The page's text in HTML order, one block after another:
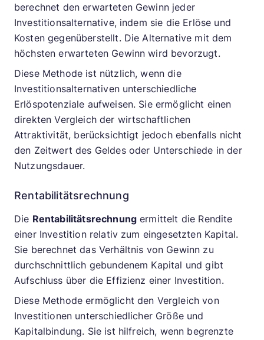
berechnet den erwarteten Gewinn jeder
Investitionsalternative, indem sie die Erlöse und
Kosten gegenüberstellt. Die Alternative mit dem
höchsten erwarteten Gewinn wird bevorzugt.
Diese Methode ist nützlich, wenn die
Investitionsalternativen unterschiedliche
Erlöspotenziale aufweisen. Sie ermöglicht einen
direkten Vergleich der wirtschaftlichen
Attraktivität, berücksichtigt jedoch ebenfalls nicht
den Zeitwert des Geldes oder Unterschiede in der
Nutzungsdauer.
Rentabilitätsrechnung
Die Rentabilitätsrechnung ermittelt die Rendite
einer Investition relativ zum eingesetzten Kapital.
Sie berechnet das Verhältnis von Gewinn zu
durchschnittlich gebundenem Kapital und gibt
Aufschluss über die Effizienz einer Investition.
Diese Methode ermöglicht den Vergleich von
Investitionen unterschiedlicher Größe und
Kapitalbindung. Sie ist hilfreich, wenn begrenzte